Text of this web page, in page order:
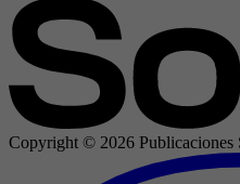
Copyright © 2026 Publicaciones